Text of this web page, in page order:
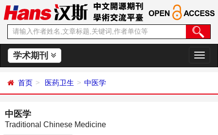
学术期刊
切
换
首页 医药卫生 中医学
中医学
Traditional Chinese Medicine